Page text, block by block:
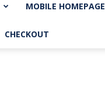
MOBILE HOMEPAGE
CHECKOUT